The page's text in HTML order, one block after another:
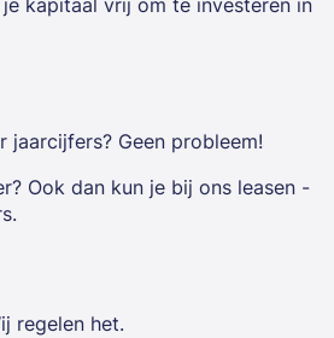
jaarcijfers? Geen probleem!
Ook dan kun je bij ons leasen -
regelen het.